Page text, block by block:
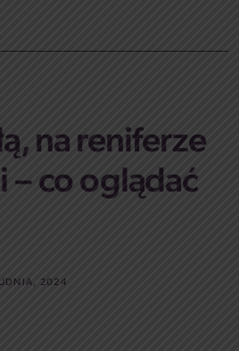
na reniferze
– co oglądać
2024